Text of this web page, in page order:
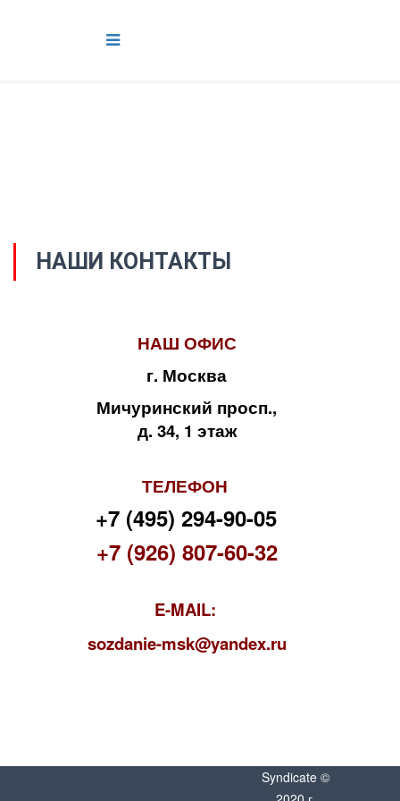
НАШИ КОНТАКТЫ
НАШ ОФИС
г. Москва
Мичуринский просп.,
д. 34, 1 этаж
ТЕЛЕФОН
+7 (495) 294-90-05
+7 (926) 807-60-32
E-MAIL:
sozdanie-msk@yandex.ru
Syndicate ©